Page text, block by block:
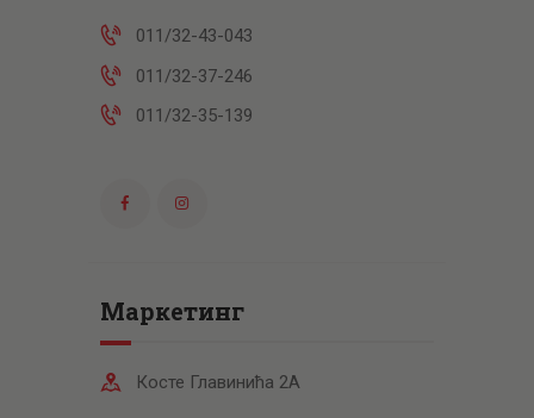
011/32-43-043
011/32-37-246
011/32-35-139
Маркетинг
Косте Главинића 2А